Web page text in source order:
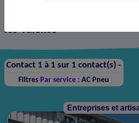
lès-Valence
Contact 1 à 1 sur 1 contact(s) -
Filtres Par service : AC Pneu
Entreprises et